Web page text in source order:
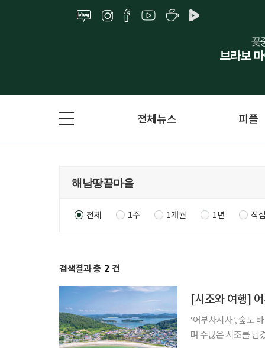
전체뉴스 피플
전체 1주 1개월 1년 직
검색결과 총 2 건
[시조와 여행]
‘어부사시사’, 숲도 바다도 먹거리도 보길
며 수많은 시조를 남